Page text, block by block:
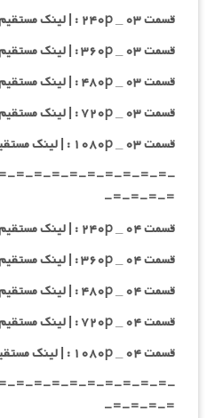
قسمت ۰۳ _ ۲۴۰p : | لینک مستقیم |
قسمت ۰۳ _ ۳۶۰p : | لینک مستقیم |
قسمت ۰۳ _ ۴۸۰p : | لینک مستقیم |
قسمت ۰۳ _ ۷۲۰p : | لینک مستقیم |
قسمت ۰۳ _ ۱۰۸۰p : | لینک مستقیم |
=-=-=-=-=-=-=-=-=-
=-=-=-=-
قسمت ۰۴ _ ۲۴۰p : | لینک مستقیم |
قسمت ۰۴ _ ۳۶۰p : | لینک مستقیم |
قسمت ۰۴ _ ۴۸۰p : | لینک مستقیم |
قسمت ۰۴ _ ۷۲۰p : | لینک مستقیم |
قسمت ۰۴ _ ۱۰۸۰p : | لینک مستقیم |
=-=-=-=-=-=-=-=-=-
=-=-=-=-